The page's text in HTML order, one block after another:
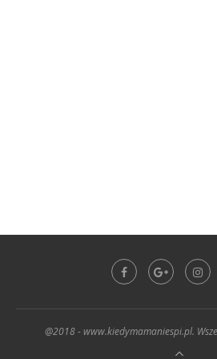
@2018 - www.kiedymamaniespi.pl.